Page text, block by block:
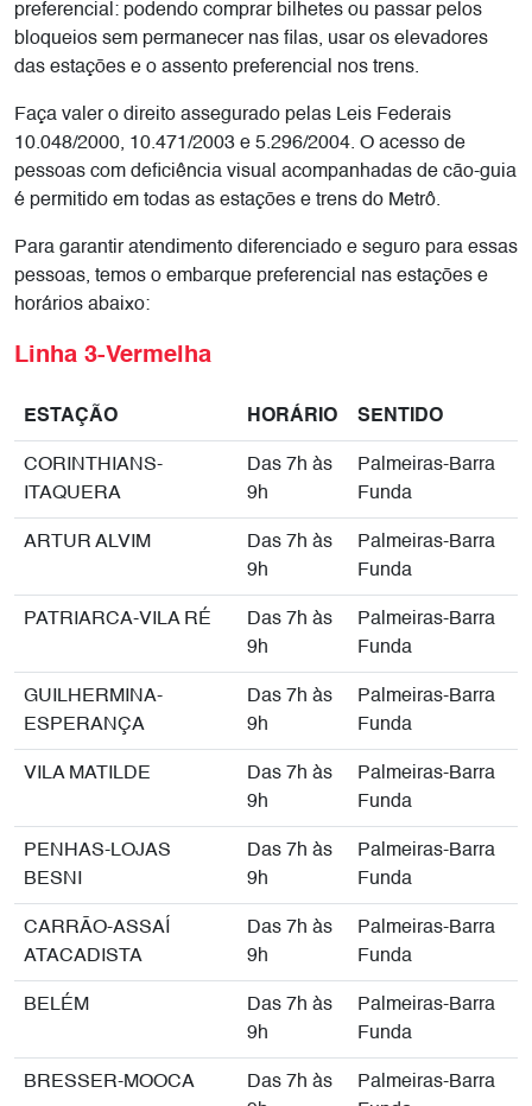
preferencial: podendo comprar bilhetes ou passar pelos
bloqueios sem permanecer nas filas, usar os elevadores
das estações e o assento preferencial nos trens.
Faça valer o direito assegurado pelas Leis Federais
10.048/2000, 10.471/2003 e 5.296/2004. O acesso de
pessoas com deficiência visual acompanhadas de cão-guia
é permitido em todas as estações e trens do Metrô.
Para garantir atendimento diferenciado e seguro para essas
pessoas, temos o embarque preferencial nas estações e
horários abaixo:
Linha 3-Vermelha
ESTAÇÃO HORÁRIO SENTIDO
CORINTHIANS-
ITAQUERA
Das 7h às
9h
Palmeiras-Barra
Funda
ARTUR ALVIM
Das 7h às
9h
Palmeiras-Barra
Funda
PATRIARCA-VILA RÉ
Das 7h às
9h
Palmeiras-Barra
Funda
GUILHERMINA-
ESPERANÇA
Das 7h às
9h
Palmeiras-Barra
Funda
VILA MATILDE
Das 7h às
9h
Palmeiras-Barra
Funda
PENHAS-LOJAS
BESNI
Das 7h às
9h
Palmeiras-Barra
Funda
CARRÃO-ASSAÍ
ATACADISTA
Das 7h às
9h
Palmeiras-Barra
Funda
BELÉM
Das 7h às
9h
Palmeiras-Barra
Funda
BRESSER-MOOCA
Das 7h às
Palmeiras-Barra